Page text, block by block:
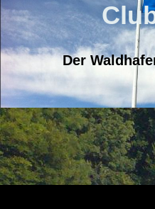
Der